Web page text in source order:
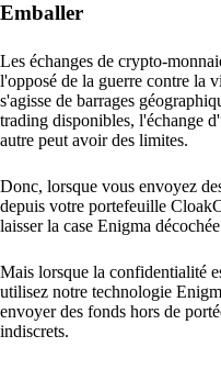
Emballer
Les échanges de crypto-
l'opposé de la guerre contre la
s'agisse de barrages
trading disponibles, l'échange
autre peut avoir des limites.
Donc, lorsque vous envoyez
depuis votre portefeuille
laisser la case Enigma
Mais lorsque la confidentialité
utilisez notre technologie
envoyer des fonds hors de
indiscrets.